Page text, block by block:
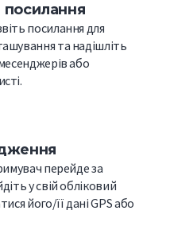
посилання
посилання для
та надішліть
або
перейде за
у свій обліковий
його/її дані GPS або